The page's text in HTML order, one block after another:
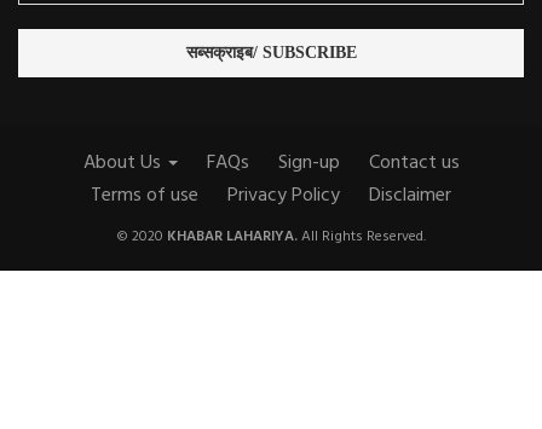
About Us FAQs Sign-up
Contact us
Terms of use
Privacy Policy Disclaimer
© 2020 KHABAR LAHARIYA.All Rights Reserved.